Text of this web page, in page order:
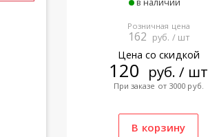
Розничная цена
162 руб. / шт
Цена со скидкой
120 руб. / шт
При заказе от 3000 руб.